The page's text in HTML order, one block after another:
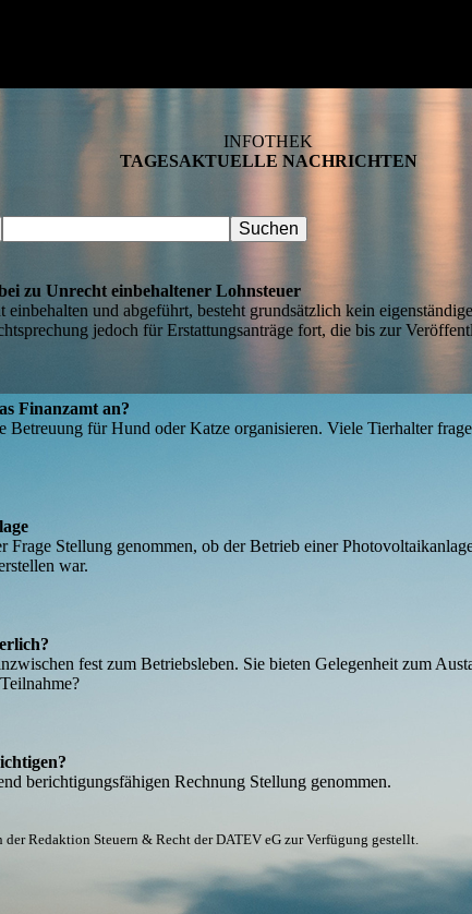
INFOTHEK
TAGESAKTUELLE NACHRICHTEN
zu Unrecht einbehaltener Lohnsteuer
und abgeführt, besteht grundsätzlich kein
jedoch für Erstattungsanträge fort, die bis zur
Finanzamt an?
Betreuung für Hund oder Katze organisieren. Viele Tierhalter
Stellung genommen, ob der Betrieb einer
war.
fest zum Betriebsleben. Sie bieten Gelegenheit zum
berichtigungsfähigen Rechnung Stellung genommen.
Redaktion Steuern & Recht der DATEV eG zur Verfügung gestellt.